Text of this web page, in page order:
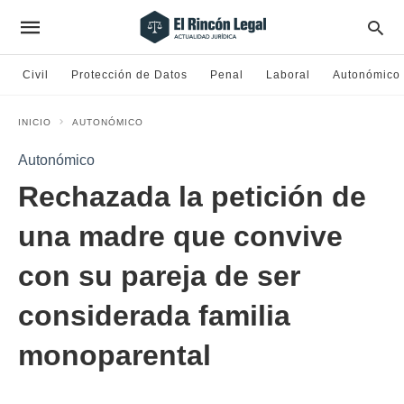
Civil Protección de Datos Penal Laboral Autonómico
INICIO AUTONÓMICO
Autonómico
Rechazada la petición de
una madre que convive
con su pareja de ser
considerada familia
monoparental